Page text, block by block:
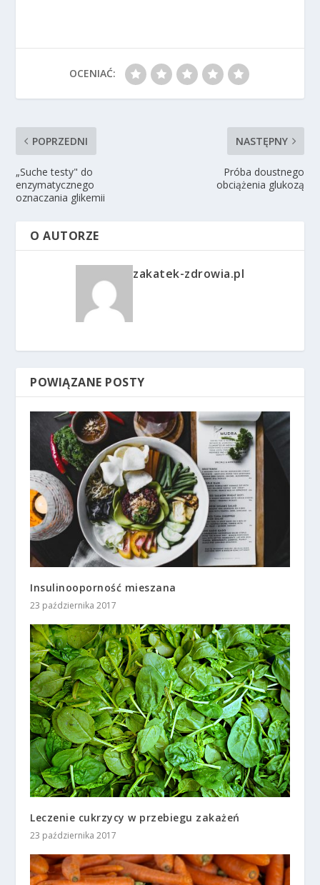
OCENIAĆ:
POPRZEDNI
„Suche testy" do
enzymatycznego
oznaczania glikemii
NASTĘPNY
Próba doustnego
obciążenia glukozą
O AUTORZE
zakatek-zdrowia.pl
POWIĄZANE POSTY
Insulinooporność mieszana
23 października 2017
Leczenie cukrzycy w przebiegu zakażeń
23 października 2017